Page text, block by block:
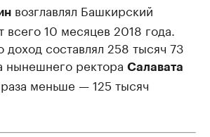
возглавлял Башкирский
всего 10 месяцев 2018 года.
доход составлял 258 тысяч 73
нынешнего ректора Салавата
меньше — 125 тысяч